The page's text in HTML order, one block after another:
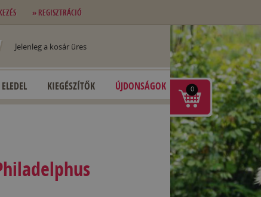
» REGISZTRÁCIÓ
Jelenleg a kosár üres
KIEGÉSZÍTŐK ÚJDONSÁGOK 0